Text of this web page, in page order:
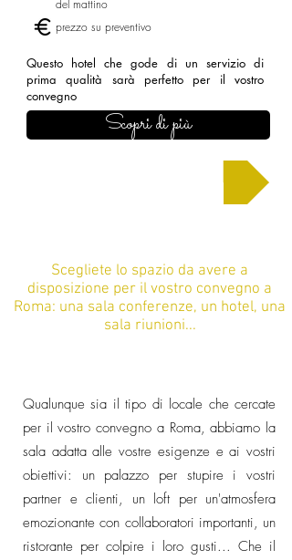
del mattino
prezzo su preventivo
Questo hotel che gode di un servizio di
prima qualità sarà perfetto per il vostro
convegno
Scopri di più
Scegliete lo spazio da avere a
disposizione per il vostro convegno a
Roma: una sala conferenze, un hotel, una
sala riunioni...
Qualunque sia il tipo di locale che cercate
per il vostro convegno a Roma, abbiamo la
sala adatta alle vostre esigenze e ai vostri
obiettivi: un palazzo per stupire i vostri
partner e clienti, un loft per un'atmosfera
emozionante con collaboratori importanti, un
ristorante per colpire i loro gusti... Che il